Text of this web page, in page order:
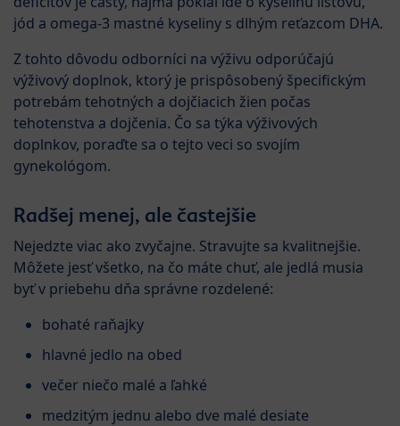
jód a omega-3 mastné kyseliny s dlhým reťazcom DHA.
Z tohto dôvodu odborníci na výživu odporúčajú
výživový doplnok, ktorý je prispôsobený špecifickým
potrebám tehotných a dojčiacich žien počas
tehotenstva a dojčenia. Čo sa týka výživových
doplnkov, poraďte sa o tejto veci so svojím
gynekológom.
Radšej menej, ale častejšie
Nejedzte viac ako zvyčajne. Stravujte sa kvalitnejšie.
Môžete jesť všetko, na čo máte chuť, ale jedlá musia
byť v priebehu dňa správne rozdelené:
bohaté raňajky
hlavné jedlo na obed
večer niečo malé a ľahké
medzitým jednu alebo dve malé desiate